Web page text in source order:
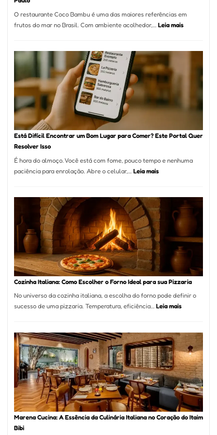
Alta
Gastronomia
O restaurante Coco Bambu é uma das maiores referências em
frutos do mar no Brasil. Com ambiente acolhedor,… Leia mais:
encontrar
reservar
Paulo
Está Difícil Encontrar um Bom Lugar para Comer? Este Portal Quer
Resolver Isso
É hora do almoço. Você está com fome, pouco tempo e nenhuma
paciência para enrolação. Abre o celular,… Leia mais:
Encontrar
um
Bom
Lugar
para
Comer?
Este
Portal
Resolver
Isso
Cozinha Italiana: Como Escolher o Forno Ideal para sua Pizzaria
No universo da cozinha italiana, a escolha do forno pode definir o
sucesso de uma pizzaria. Temperatura, eficiência…Leia mais:
Como
Escolher
o
Forno
Ideal
para
sua
Pizzaria
Marena Cucina: A Essência da Culinária Italiana no Coração do Itaim
Bibi